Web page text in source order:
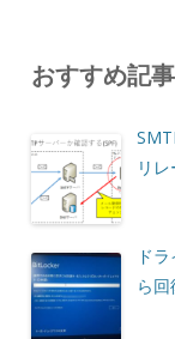
おすすめ記事
リ
ド
ら